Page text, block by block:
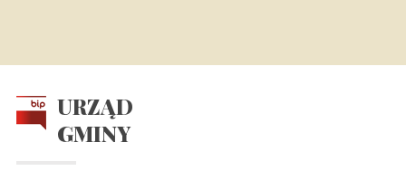
URZĄD
GMINY